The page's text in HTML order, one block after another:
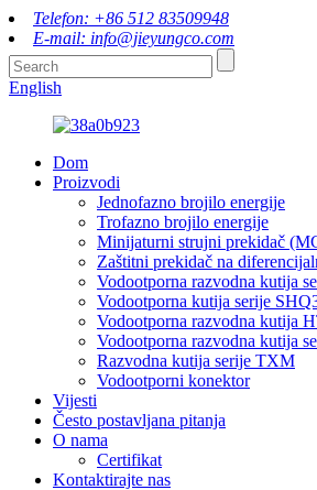
Telefon: +86 512 83509948
E-mail: info@jieyungco.com
English
Dom
Proizvodi
Jednofazno brojilo energije
Trofazno brojilo energije
Minijaturni strujni prekidač
Zaštitni prekidač na
Vodootporna razvodna kutija
Vodootporna kutija serije
Vodootporna razvodna kutija
Vodootporna razvodna kutija
Razvodna kutija serije TXM
Vodootporni konektor
Vijesti
Često postavljana pitanja
O nama
Certifikat
Kontaktirajte nas